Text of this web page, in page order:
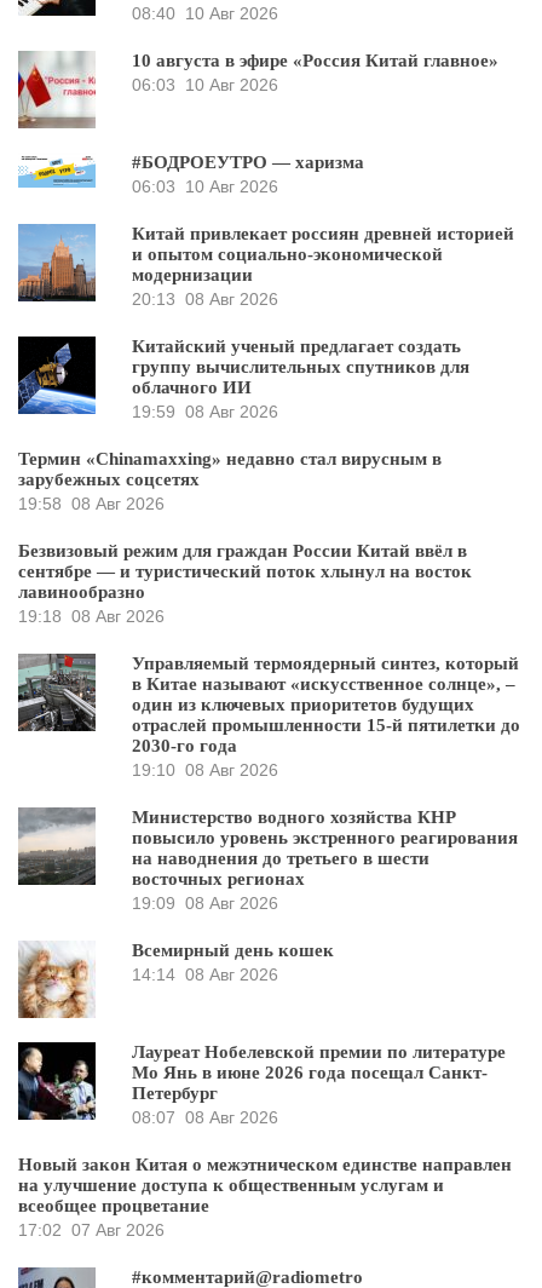
08:40 10 Авг 2026
10 августа в эфире «Россия Китай главное»
06:03
10 Авг 2026
#БОДРОЕУТРО — харизма
06:03
10 Авг 2026
Китай привлекает россиян древней историей
и опытом социально-экономической
модернизации
20:13 08 Авг 2026
Китайский ученый предлагает создать
группу вычислительных спутников для
облачного ИИ
19:59 08 Авг 2026
Термин «Chinamaxxing» недавно стал вирусным в
зарубежных соцсетях
19:58 08 Авг 2026
Безвизовый режим для граждан России Китай ввёл в
сентябре — и туристический поток хлынул на восток
лавинообразно
19:18 08 Авг 2026
Управляемый термоядерный синтез, который
в Китае называют «искусственное солнце», –
один из ключевых приоритетов будущих
отраслей промышленности 15-й пятилетки до
2030-го года
19:10 08 Авг 2026
Министерство водного хозяйства КНР
повысило уровень экстренного реагирования
на наводнения до третьего в шести
восточных регионах
19:09 08 Авг 2026
Всемирный день кошек
14:14 08 Авг 2026
Лауреат Нобелевской премии по литературе
Мо Янь в июне 2026 года посещал Санкт-
Петербург
08:07 08 Авг 2026
Новый закон Китая о межэтническом единстве направлен
на улучшение доступа к общественным услугам и
всеобщее процветание
17:02 07 Авг 2026
#комментарий@radiometro